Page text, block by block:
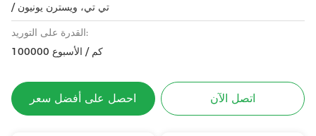
/ تي تي، ويسترن يونيون
القدرة على التوريد:
100000 كم / الأسبوع
احصل على أفضل سعر اتصل الآن